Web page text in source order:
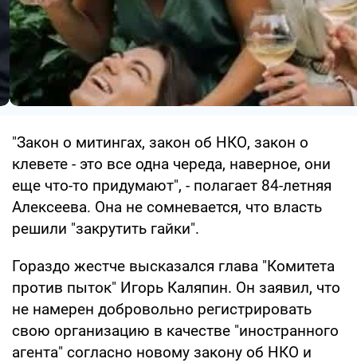
"Закон о митингах, закон об НКО, закон о
клевете - это все одна череда, наверное, они
еще что-то придумают", - полагает 84-летняя
Алексеева. Она не сомневается, что власть
решили "закрутить гайки".
Гораздо жестче высказался глава "Комитета
против пыток" Игорь Каляпин. Он заявил, что
не намерен добровольно регистрировать
свою организацию в качестве "иностранного
агента" согласно новому закону об НКО и